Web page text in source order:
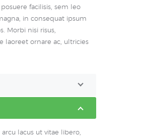
facilisis, sem leo
in consequat ipsum
Morbi nisi risus,
laoreet ornare ac, ultricies
lacus ut vitae libero,